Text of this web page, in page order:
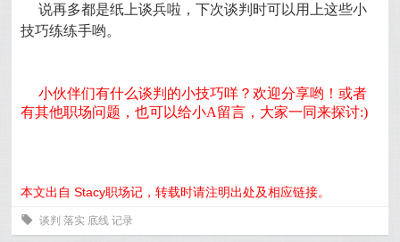
说再多都是纸上谈兵啦，下次谈判时可以用上这些小
技巧练练手哟。
小伙伴们有什么谈判的小技巧咩？欢迎分享哟！或者
有其他职场问题，也可以给小A留言，大家一同来探讨:)
本文出自 Stacy职场记，转载时请注明出处及相应链接。
0 谈判 落实 底线 记录